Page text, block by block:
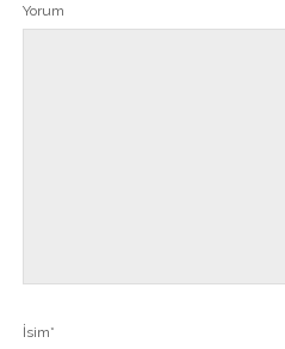
Yorum
İsim*